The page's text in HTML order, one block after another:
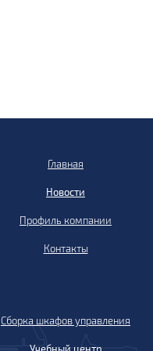
Главная
Новости
Профиль компании
Контакты
Сборка шкафов управления